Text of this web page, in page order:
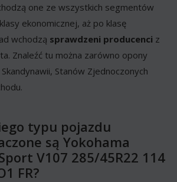
one ze wszystkich segmentów
ekonomicznej, aż po klasę
wchodzą sprawdzeni producenci z
Znaleźć tu można zarówno opony
Stanów Zjednoczonych
typu pojazdu
są Yokohama
V107 285/45R22 114
FR?